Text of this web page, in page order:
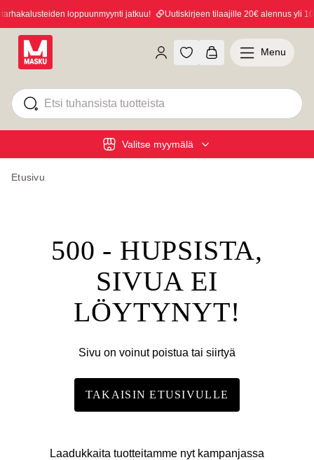
loppuunmyynti jatkuu! Uutiskirjeen tilaajille 20€ alennus yli
Valitse myymälä
Menu
Etusivu
500 - HUPSISTA,
SIVUA EI
LÖYTYNYT!
Sivu on voinut poistua tai siirtyä
TAKAISIN ETUSIVULLE
Laadukkaita tuotteitamme nyt kampanjassa